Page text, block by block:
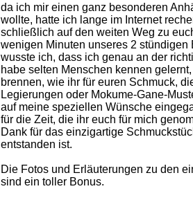
da ich mir einen ganz besonderen
wollte, hatte ich lange im Internet
schließlich auf den weiten Weg zu
wenigen Minuten unseres 2 stündigen
wusste ich, dass ich genau an der
habe selten Menschen kennen
brennen, wie ihr für euren Schmuck,
Legierungen oder Mokume-Gane-
auf meine speziellen Wünsche
für die Zeit, die ihr euch für mich
Dank für das einzigartige
entstanden ist.
Die Fotos und Erläuterungen zu den
sind ein toller Bonus.